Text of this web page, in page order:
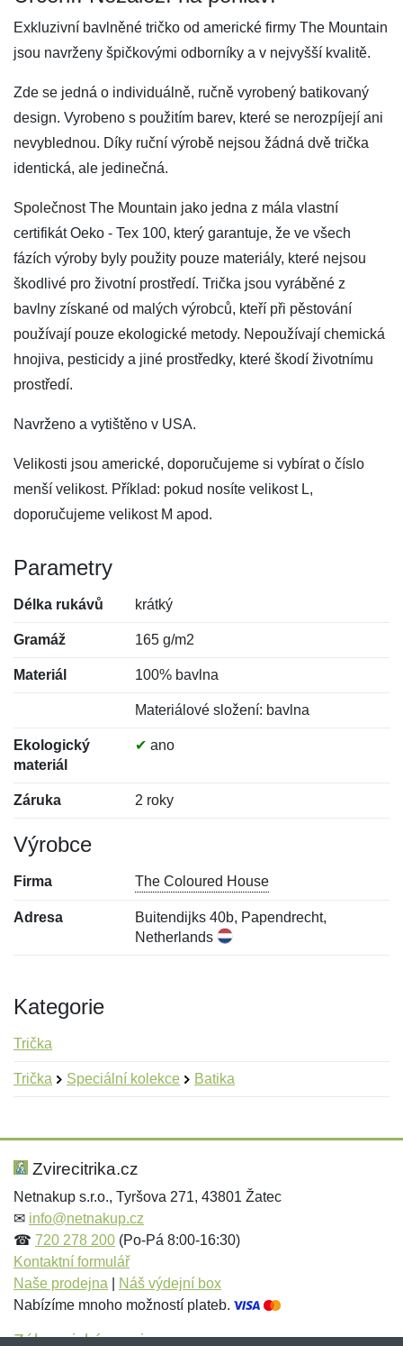
Exkluzivní bavlněné tričko od americké firmy The Mountain
jsou navrženy špičkovými odborníky a v nejvyšší kvalitě.
Zde se jedná o individuálně, ručně vyrobený batikovaný
design. Vyrobeno s použitím barev, které se nerozpíjejí ani
nevyblednou. Díky ruční výrobě nejsou žádná dvě trička
identická, ale jedinečná.
Společnost The Mountain jako jedna z mála vlastní
certifikát Oeko - Tex 100, který garantuje, že ve všech
fázích výroby byly použity pouze materiály, které nejsou
škodlivé pro životní prostředí. Trička jsou vyráběné z
bavlny získané od malých výrobců, kteří při pěstování
používají pouze ekologické metody. Nepoužívají chemická
hnojiva, pesticidy a jiné prostředky, které škodí životnímu
prostředí.
Navrženo a vytištěno v USA.
Velikosti jsou americké, doporučujeme si vybírat o číslo
menší velikost. Příklad: pokud nosíte velikost L,
doporučujeme velikost M apod.
Parametry
Délka rukávů krátký
Gramáž 165 g/m2
Materiál 100% bavlna
Materiálové složení: bavlna
Ekologický
materiál
✔ ano
Záruka 2 roky
Výrobce
Firma The Coloured House
Adresa
Buitendijks 40b, Papendrecht,
Netherlands
Kategorie
Trička
Trička Speciální kolekce Batika
Hodnocení:
Jméno: *
Jméno:
E-mail:*
Zvirecitrika.cz
Netnakup s.r.o., Tyršova 271, 43801 Žatec
✉ info@netnakup.cz
☎ 720 278 200 (Po-Pá 8:00-16:30)
Kontaktní formulář
Naše prodejna
Náš výdejní box
Nabízíme mnoho možností plateb.
Zákaznický servis